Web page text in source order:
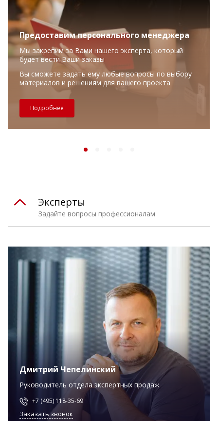
Предоставим персонального менеджера
Мы закрепим за Вами нашего эксперта, который
будет вести Ваши заказы
Вы сможете задать ему любые вопросы по выбору
материалов и решениям для вашего проекта
Подробнее
Задайте вопросы профессионалам
Эксперты
Дмитрий Чепелинский
Руководитель отдела экспертных продаж
+7 (495) 118-35-69
Заказать звонок